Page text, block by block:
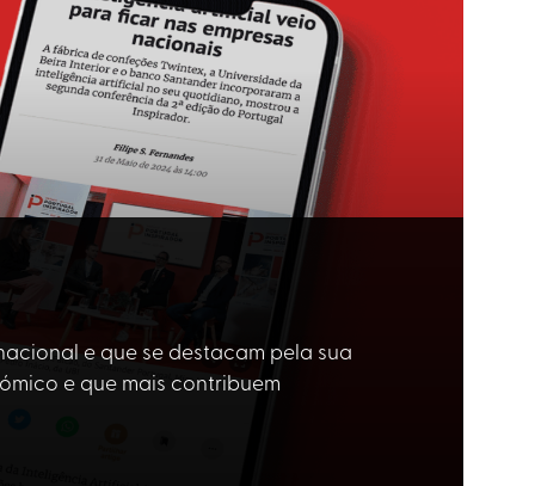
e que se destacam pela sua
e que mais contribuem